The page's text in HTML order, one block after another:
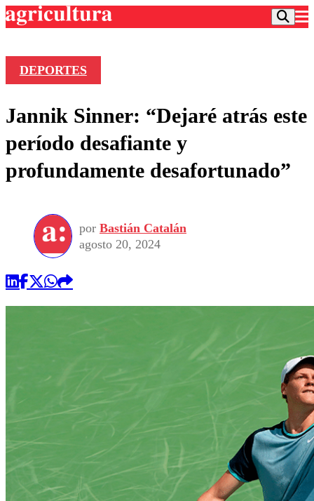
Frecuencias
Agricultura TV
Deportes
Colo Colo
Seleccion Chilena
Torneo Internacional
Universidad de Chile
Entretención
Economía
Internacional
Sustentabilidad
Publicaciones en medios
Opinión
DEPORTES
Jannik Sinner: “Dejaré atrás este
período desafiante y
profundamente desafortunado”
por Bastián Catalán
agosto 20, 2024